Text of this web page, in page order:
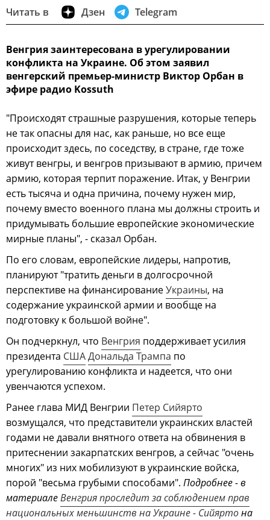
Читать в Дзен Telegram
Венгрия заинтересована в урегулировании
конфликта на Украине. Об этом заявил
венгерский премьер-министр Виктор Орбан в
эфире радио Kossuth
"Происходят страшные разрушения, которые теперь
не так опасны для нас, как раньше, но все еще
происходит здесь, по соседству, в стране, где тоже
живут венгры, и венгров призывают в армию, причем
армию, которая терпит поражение. Итак, у Венгрии
есть тысяча и одна причина, почему нужен мир,
почему вместо военного плана мы должны строить и
придумывать большие европейские экономические
мирные планы", - сказал Орбан.
По его словам, европейские лидеры, напротив,
планируют "тратить деньги в долгосрочной
перспективе на финансированиеУкраины, на
содержание украинской армии и вообще на
подготовку к большой войне".
Он подчеркнул, что Венгрия поддерживает усилия
президента СШАДональда Трампа по
урегулированию конфликта и надеется, что они
увенчаются успехом.
Ранее глава МИД Венгрии Петер Сийярто
возмущался, что представители украинских властей
годами не давали внятного ответа на обвинения в
притеснении закарпатских венгров, а сейчас "очень
многих" из них мобилизуют в украинские войска,
порой "весьма грубыми способами". Подробнее - в
материалеВенгрия проследит за соблюдением прав
национальных меньшинств на Украине - Сийяртона